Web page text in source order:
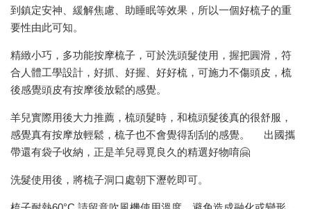
到鎮定安神、緩解焦慮、助睡眠等效果，所以一個好梳子的重
要性由此可知。
精緻小巧，多功能按摩梳子，可於洗頭髮使用，握把圓滑，符
合人體工學設計，好抓、好握、好好梳，可施力不傷頭皮，梳
後感覺頭皮有按摩後放鬆的感覺。
羊兒實際用後大力推薦，梳頭髮時，和梳頭髮後真的很舒服，
感覺真有按摩放輕鬆，梳子也不會覺得刮刮的感覺。 出國攜
帶還有袋子收納，正是羊兒尋覓良久的精選好物唷🤗
洗髮使用後，將梳子洞口處朝下瀝乾即可。